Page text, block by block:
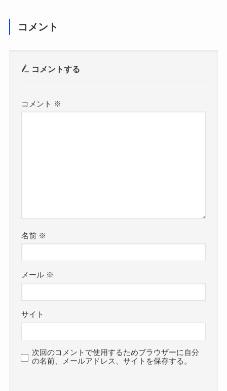
コメント
コメントする
コメント ※
名前 ※
メール ※
サイト
次回のコメントで使用するためブラウザーに自分
の名前、メールアドレス、サイトを保存する。